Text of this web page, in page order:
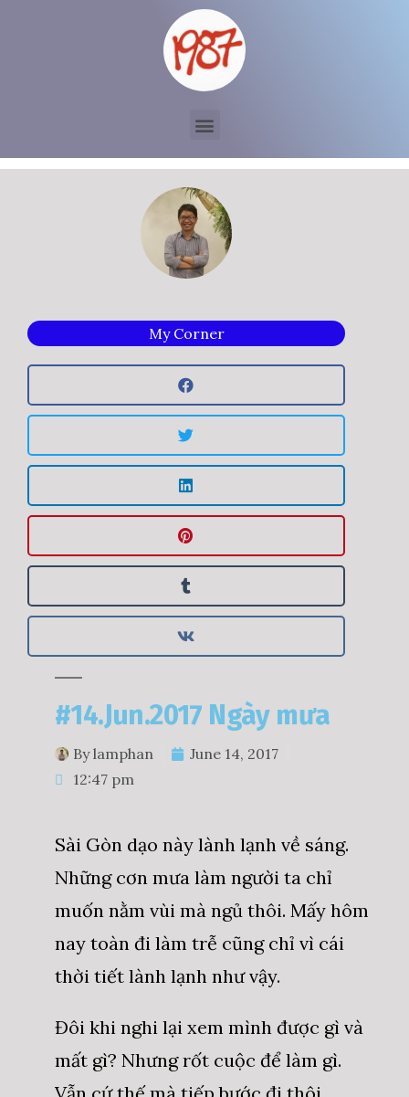
My Corner
#14.Jun.2017 Ngày mưa
Bylamphan
June 14, 2017
12:47 pm
Sài Gòn dạo này lành lạnh về sáng.
Những cơn mưa làm người ta chỉ
muốn nằm vùi mà ngủ thôi. Mấy hôm
nay toàn đi làm trễ cũng chỉ vì cái
thời tiết lành lạnh như vậy.
Đôi khi nghi lại xem mình được gì và
mất gì? Nhưng rốt cuộc để làm gì.